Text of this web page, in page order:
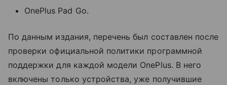
OnePlus Pad Go.
По данным издания, перечень был составлен после
проверки официальной политики программной
поддержки для каждой модели OnePlus. В него
включены только устройства, уже получившие